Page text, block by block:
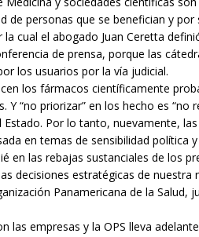
de personas que se benefician y por
cual el abogado Juan Ceretta
de prensa, porque las
los usuarios por la vía judicial.
los fármacos científicamente
“no priorizar” en los hecho es “no
Por lo tanto, nuevamente, las
en temas de sensibilidad política
en las rebajas sustanciales de los
decisiones estratégicas de nuestra
Panamericana de la Salud,
las empresas y la OPS lleva